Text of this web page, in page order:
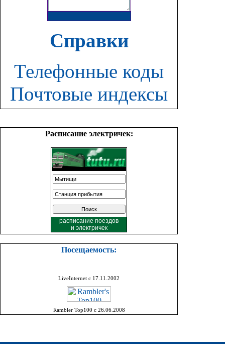
Справки
Телефонные коды
Почтовые индексы
Расписание электричек:
расписание поездов
и электричек
Посещаемость:
LiveInternet с 17.11.2002
Rambler Top100 с 26.06.2008